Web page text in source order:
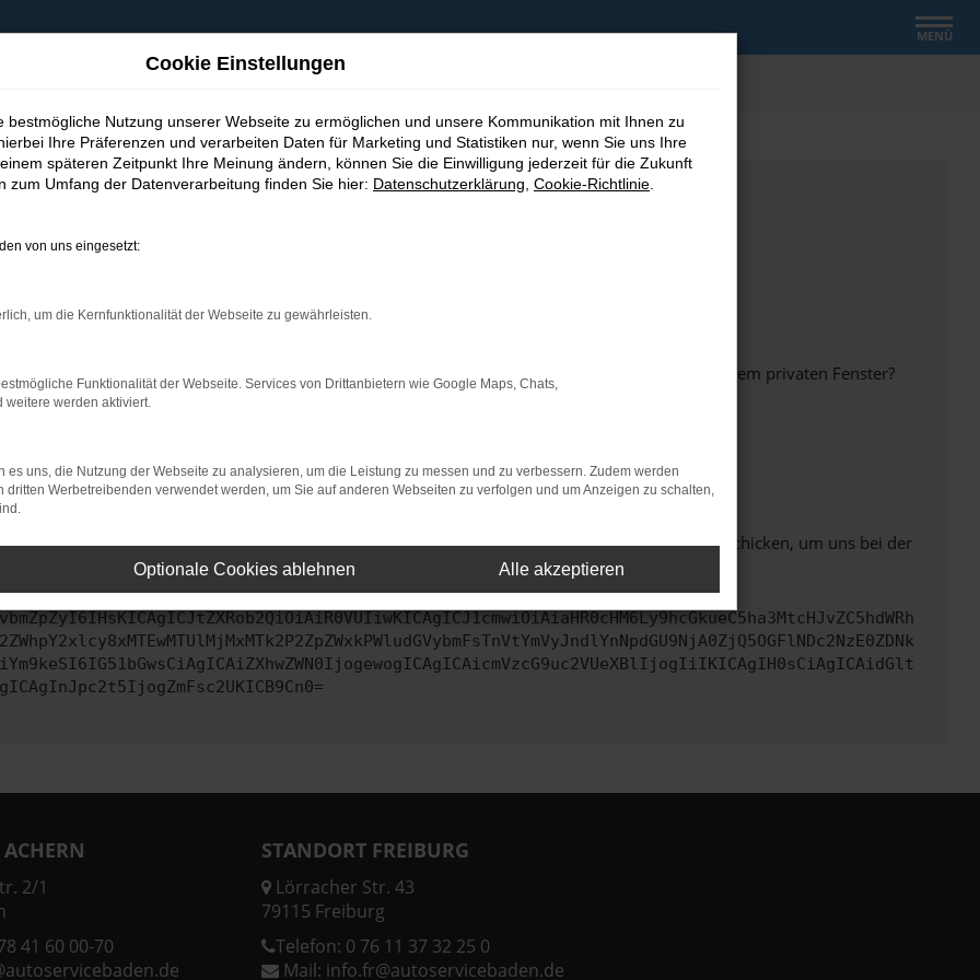
MENÜ
bestimmter Seiten verhindern. Funktioniert die Seite in einem anderen Browser oder in einem privaten Fenster?
beheben.
auf dem neuesten Stand sind.
kann auch dazu führen, dass bestimmte Funktionen nicht mehr unterstützt werden.
uns bitte. Wir werden versuchen, das Problem zu beheben. Du kannst uns diesen Text schicken, um uns bei der
2/1
41 60 00-70
STANDORT FREIBURG
Lörracher Str. 43
79115 Freiburg
Telefon: 0 76 11 37 32 25 0
Mail: info.fr@autoservicebaden.de
Cookie Einstellungen
bestmögliche Nutzung unserer Webseite zu ermöglichen und unsere Kommunikation mit Ihnen zu
Ihre Präferenzen und verarbeiten Daten für Marketing und Statistiken nur, wenn Sie uns Ihre
späteren Zeitpunkt Ihre Meinung ändern, können Sie die Einwilligung jederzeit für die Zukunft
zum Umfang der Datenverarbeitung finden Sie hier: Datenschutzerklärung Cookie-Richtlinie
von uns eingesetzt:
um die Kernfunktionalität der Webseite zu gewährleisten.
Funktionalität der Webseite. Services von Drittanbietern wie Google Maps, Chats,
weitere werden aktiviert.
es uns, die Nutzung der Webseite zu analysieren, um die Leistung zu messen und zu verbessern. Zudem werden
dritten Werbetreibenden verwendet werden, um Sie auf anderen Webseiten zu verfolgen und um Anzeigen zu schalten,
Optionale Cookies ablehnen Alle akzeptieren